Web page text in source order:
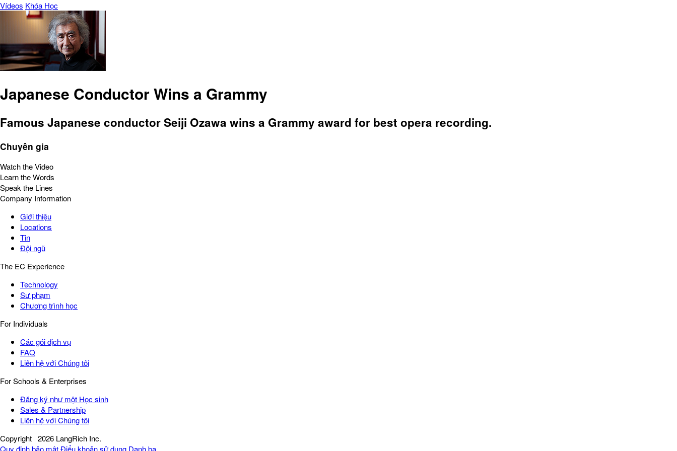
Vídeos Khóa Học
Japanese Conductor Wins a Grammy
Famous Japanese conductor Seiji Ozawa wins a Grammy award for best opera recording.
Chuyên gia
Watch the Video
Learn the Words
Speak the Lines
Company Information
Giới thiệu
Locations
Tin
Đội ngũ
The EC Experience
Technology
Sư phạm
Chương trình học
For Individuals
Các gói dịch vụ
FAQ
Liên hệ với Chúng tôi
For Schools & Enterprises
Đăng ký như một Học sinh
Sales & Partnership
Liên hệ với Chúng tôi
Copyright 2026 LangRich Inc.